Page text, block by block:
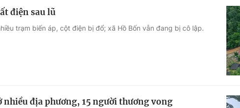
Du lịch
Làm đẹp
Học trực tuyến
điện sau lũ
trạm biến áp, cột điện bị đổ; xã Hồ Bốn vẫn đang bị cô lập.
nhiều địa phương, 15 người thương vong